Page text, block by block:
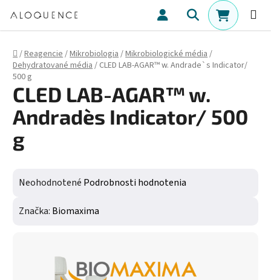
Hľadať
Domov
/Reagencie/Mikrobiologia/Mikrobiologické média/
Dehydratované média/ CLED LAB-AGAR™ w. Andrade`s Indicator/
500 g
CLED LAB-AGAR™ w.
Andrade`s Indicator/ 500
g
Priemerné hodnotenie produktu je 0,0 z 5 hviezdičiek.
Neohodnotené Podrobnosti hodnotenia
Značka: Biomaxima